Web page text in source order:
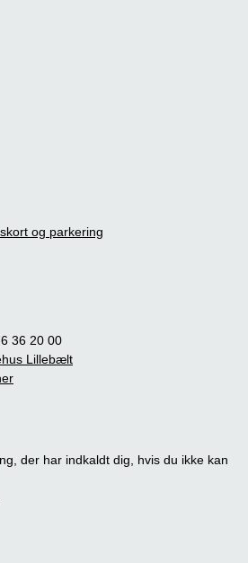
og parkering
36 20 00
Lillebælt
der har indkaldt dig, hvis du ikke kan